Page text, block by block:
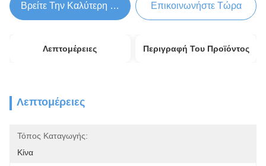
Βρείτε Την Καλύτερη Τιμή Επικοινωνήστε Τώρα
Λεπτομέρειες Περιγραφή Του Προϊόντος
Λεπτομέρειες
Τόπος Καταγωγής:
Κίνα